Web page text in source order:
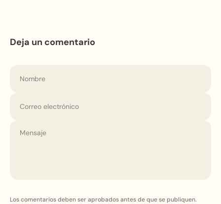
Deja un comentario
Los comentarios deben ser aprobados antes de que se publiquen.